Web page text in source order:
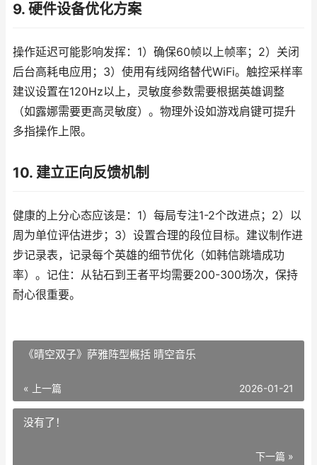
9. 硬件设备优化方案
操作延迟可能影响发挥：1）确保60帧以上帧率；2）关闭
后台高耗电应用；3）使用有线网络替代WiFi。触控采样率
建议设置在120Hz以上，灵敏度参数需要根据英雄调整
（如露娜需要更高灵敏度）。物理外设如游戏肩键可提升
多指操作上限。
10. 建立正向反馈机制
健康的上分心态应该是：1）每局专注1-2个改进点；2）以
周为单位评估进步；3）设置合理的段位目标。建议制作进
步记录表，记录每个英雄的细节优化（如韩信跳墙成功
率）。记住：从钻石到王者平均需要200-300场次，保持
耐心很重要。
《晴空双子》萨雅阵型概括 晴空音乐
« 上一篇 2026-01-21
没有了！
下一篇 »